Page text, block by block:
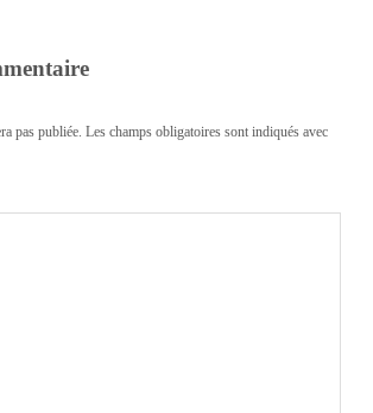
pas publiée. Les champs obligatoires sont indiqués avec